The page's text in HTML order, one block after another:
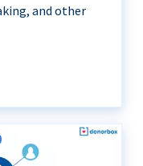
and other